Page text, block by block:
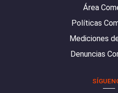
Área
Políticas
Mediciones
Denuncias